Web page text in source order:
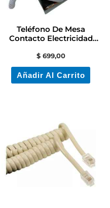
Teléfono De Mesa
Contacto Electricidad
$699,00
Añadir Al Carrito